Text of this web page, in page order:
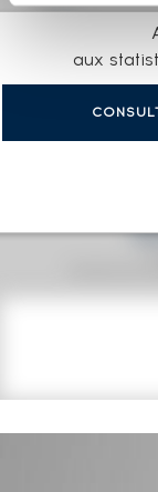
aux